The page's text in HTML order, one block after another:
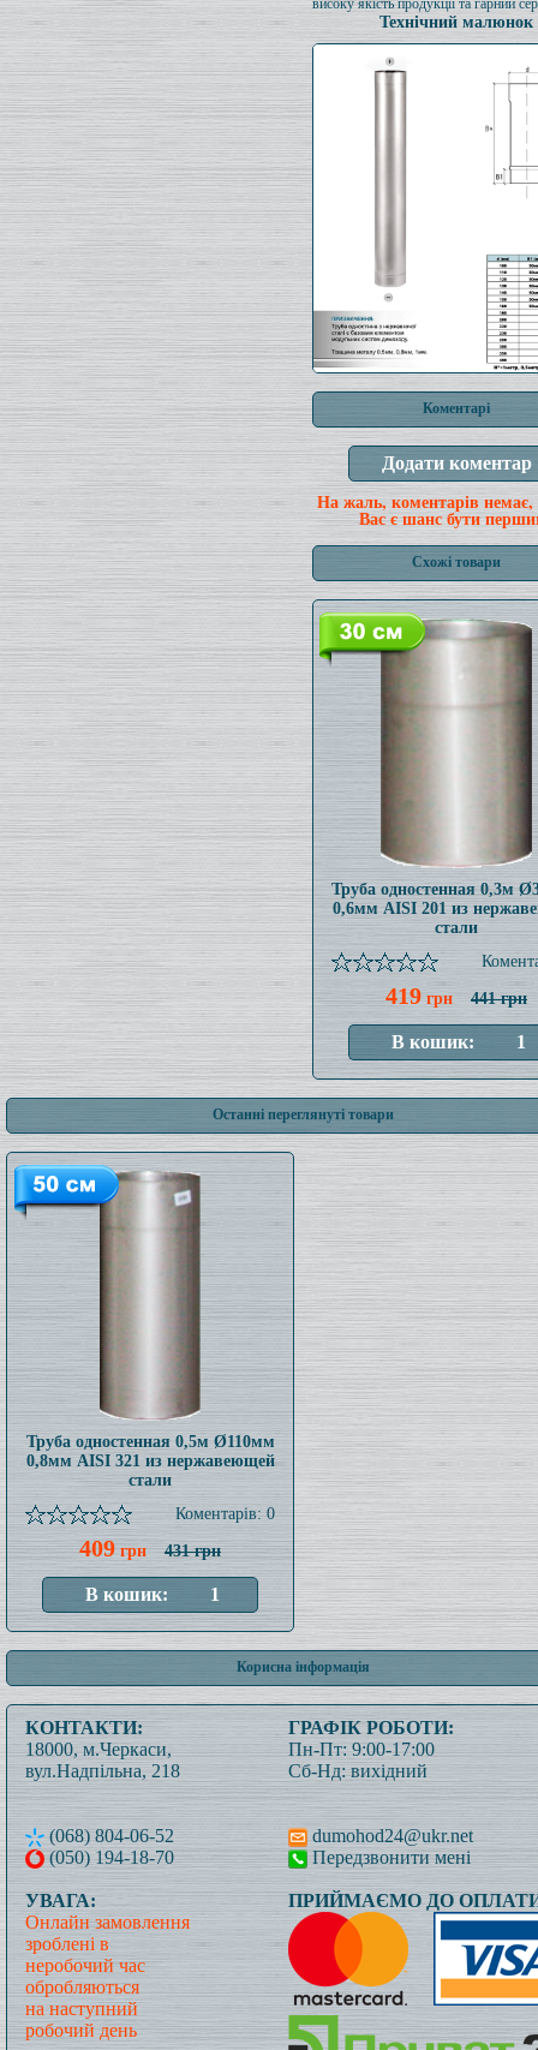
високу якість продукції та гарний
Технічний малюнок
Коментарі
На жаль, коментарів немає,
Вас є шанс бути
Схожі товари
Труба одностенная 0,3м
0,6мм AISI 201 из
стали
419 грн 441 грн
Останні переглянуті товари
Труба одностенная 0,5м Ø110мм
0,8мм AISI 321 из нержавеющей
стали
Коментарів: 0
409 грн 431 грн
Корисна інформація
КОНТАКТИ:
18000, м.Черкаси,
вул.Надпільна, 218
(068) 804-06-52
(050) 194-18-70
ГРАФІК РОБОТИ:
Пн-Пт: 9:00-17:00
Сб-Нд: вихідний
dumohod24@ukr.net
Передзвонити мені
УВАГА:
Онлайн замовлення
зроблені в
неробочий час
обробляються
на наступний
робочий день
ПРИЙМАЄМО ДО